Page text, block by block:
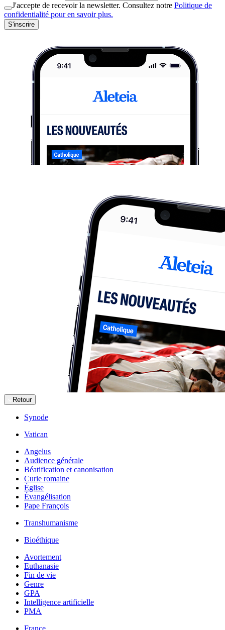
J'accepte de recevoir la newsletter. Consultez notre Politique de
confidentialité pour en savoir plus.
S'inscrire
Retour
Synode
Vatican
Angelus
Audience générale
Béatification et canonisation
Curie romaine
Église
Évangélisation
Pape François
Transhumanisme
Bioéthique
Avortement
Euthanasie
Fin de vie
Genre
GPA
Intelligence artificielle
PMA
France